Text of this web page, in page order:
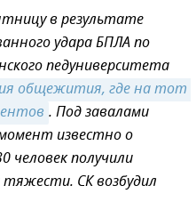
в результате
удара БПЛА по
педуниверситета
общежития, где на тот
. Под завалами
известно о
человек получили
СК возбудил